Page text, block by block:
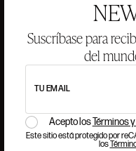
Suscríbase para
del
TU EMAIL
Acepto losTérminos
Este sitio está protegido por
los
ANSORENA
EQUIPO
SUBASTAS